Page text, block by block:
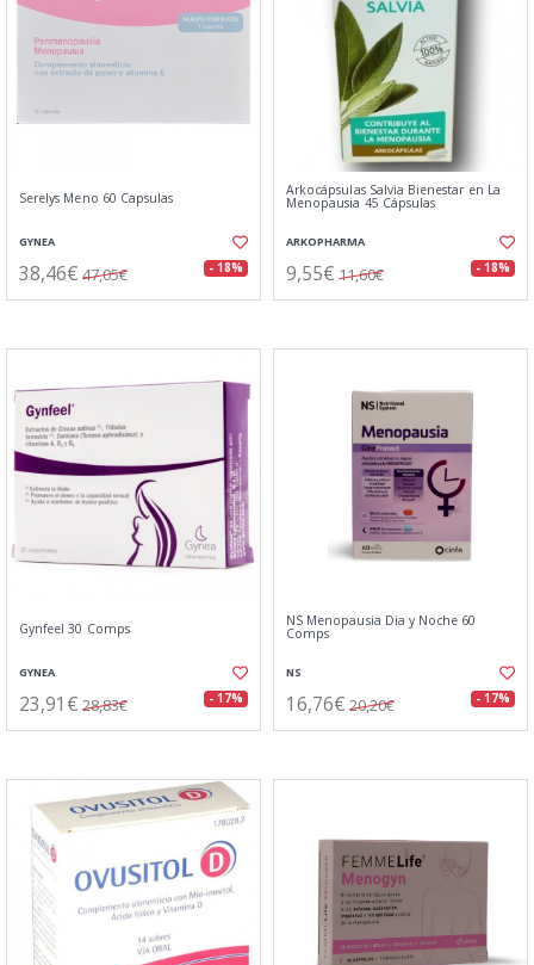
Serelys Meno 60 Capsulas
GYNEA
38,46€ 47,05€ - 18%
Arkocápsulas Salvia Bienestar en La
Menopausia 45 Cápsulas
ARKOPHARMA
9,55€ 11,60€ - 18%
Gynfeel 30 Comps
GYNEA
23,91€ 28,83€ - 17%
NS Menopausia Dia y Noche 60
Comps
NS
16,76€ 20,20€ - 17%